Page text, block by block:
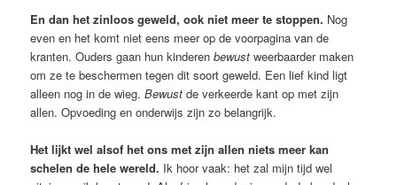
En dan het zinloos geweld, ook niet meer te stoppen. Nog
even en het komt niet eens meer op de voorpagina van de
kranten. Ouders gaan hun kinderenbewustweerbaarder maken
om ze te beschermen tegen dit soort geweld. Een lief kind ligt
alleen nog in de wieg.Bewust de verkeerde kant op met zijn
allen. Opvoeding en onderwijs zijn zo belangrijk.
Het lijkt wel alsof het ons met zijn allen niets meer kan
schelen de hele wereld. Ik hoor vaak: het zal mijn tijd wel